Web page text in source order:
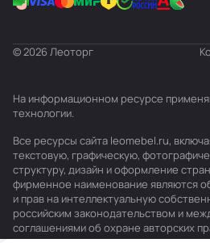
© 2026 Леоторг
На информационном ресурсе
технологии.
Все ресурсы сайта leomebel.ru,
текстовую, графическую,
структуру, дизайн и оформление
фирменное наименование являются
и прав на интеллектуальную
российским законодательством и
соглашениями об охране авторских